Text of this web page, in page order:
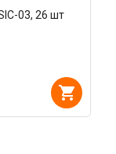
03, 26 шт